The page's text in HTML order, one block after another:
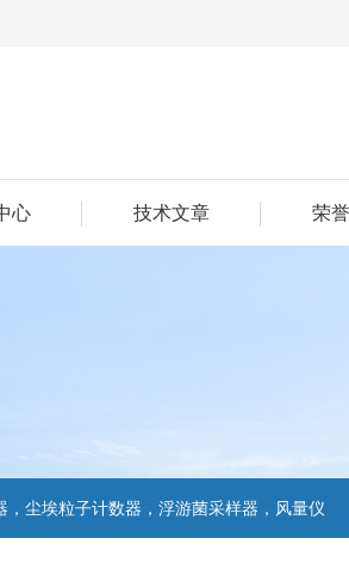
心 技术文章 荣
尘埃粒子计数器，浮游菌采样器，风量仪